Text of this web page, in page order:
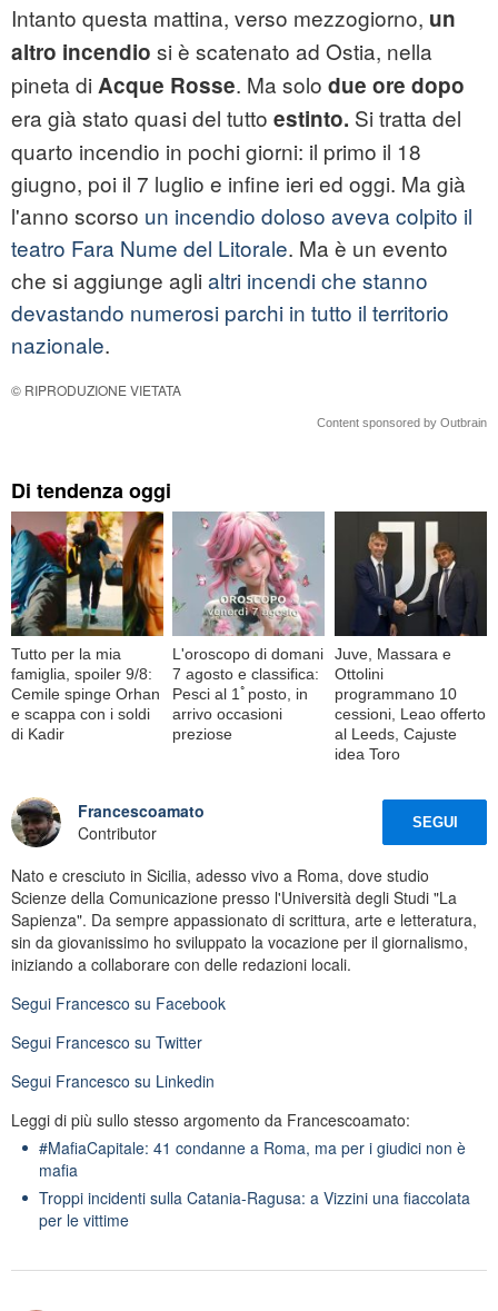
Intanto questa mattina, verso mezzogiorno, un
altro incendio si è scatenato ad Ostia, nella
pineta di Acque Rosse. Ma solo due ore dopo
era già stato quasi del tutto estinto. Si tratta del
quarto incendio in pochi giorni: il primo il 18
giugno, poi il 7 luglio e infine ieri ed oggi. Ma già
l'anno scorso un incendio doloso aveva colpito il
teatro Fara Nume del Litorale. Ma è un evento
che si aggiunge agli altri incendi che stanno
devastando numerosi parchi in tutto il territorio
nazionale.
© RIPRODUZIONE VIETATA
Content sponsored by Outbrain
Di tendenza oggi
Tutto per la mia
famiglia, spoiler 9/8:
Cemile spinge Orhan
e scappa con i soldi
di Kadir
L'oroscopo di domani
7 agosto e classifica:
Pesci al 1ﾟposto, in
arrivo occasioni
preziose
Juve, Massara e
Ottolini
programmano 10
cessioni, Leao offerto
al Leeds, Cajuste
idea Toro
Francescoamato
Contributor
SEGUI
Nato e cresciuto in Sicilia, adesso vivo a Roma, dove studio
Scienze della Comunicazione presso l'Università degli Studi "La
Sapienza". Da sempre appassionato di scrittura, arte e letteratura,
sin da giovanissimo ho sviluppato la vocazione per il giornalismo,
iniziando a collaborare con delle redazioni locali.
Segui Francesco su Facebook
Segui Francesco su Twitter
Segui Francesco su Linkedin
Leggi di più sullo stesso argomento da Francescoamato:
#MafiaCapitale: 41 condanne a Roma, ma per i giudici non è
mafia
Troppi incidenti sulla Catania-Ragusa: a Vizzini una fiaccolata
per le vittime